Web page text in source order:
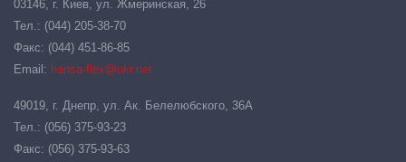
03146, г. Киев, ул. Жмеринская, 26
Тел.: (044) 205-38-70
Факс: (044) 451-86-85
Email: hansa-flex@ukr.net
49019, г. Днепр, ул. Ак. Белелюбского, 36А
Тел.: (056) 375-93-23
Факс: (056) 375-93-63